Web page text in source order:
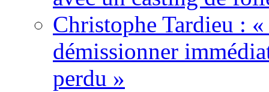
Christophe Tardieu : «
démissionner
perdu »